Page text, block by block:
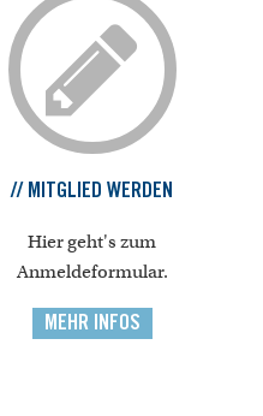
// MITGLIED WERDEN
Hier geht's zum
Anmeldeformular.
MEHR INFOS